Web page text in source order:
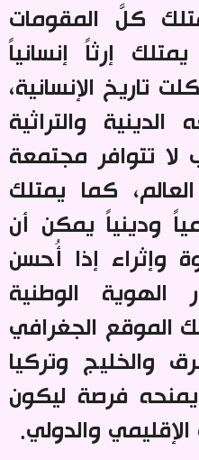
كلَّ المقومات
إرثاً إنسانياً
تاريخ الإنسانية،
والتراثية
لا تتوافر مجتمعة
كما يمتلك
ودينياً يمكن أن
وإثراء إذا أُحسن
الهوية الوطنية
الموقع الجغرافي
والخليج وتركيا
فرصة ليكون
الإقليمي والدولي.